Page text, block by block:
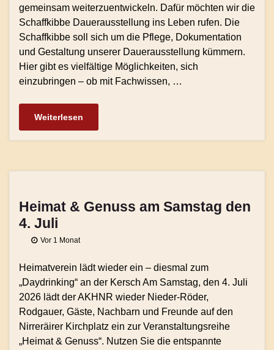
gemeinsam weiterzuentwickeln. Dafür möchten wir die
Schaffkibbe Dauerausstellung ins Leben rufen. Die
Schaffkibbe soll sich um die Pflege, Dokumentation
und Gestaltung unserer Dauerausstellung kümmern.
Hier gibt es vielfältige Möglichkeiten, sich
einzubringen – ob mit Fachwissen, …
Weiterlesen
Heimat & Genuss am Samstag den
4. Juli
Vor 1 Monat
Heimatverein lädt wieder ein – diesmal zum
„Daydrinking“ an der Kersch Am Samstag, den 4. Juli
2026 lädt der AKHNR wieder Nieder-Röder,
Rodgauer, Gäste, Nachbarn und Freunde auf den
Nirreräirer Kirchplatz ein zur Veranstaltungsreihe
„Heimat & Genuss“. Nutzen Sie die entspannte